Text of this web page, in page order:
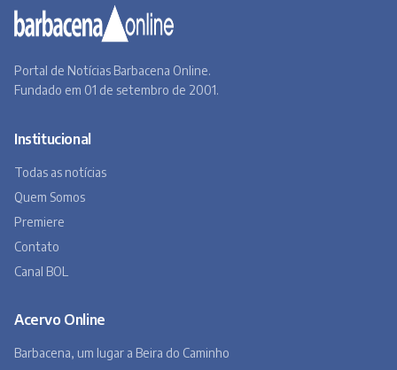
Portal de Notícias Barbacena Online.
Fundado em 01 de setembro de 2001.
Institucional
Todas as notícias
Quem Somos
Premiere
Contato
Canal BOL
Acervo Online
Barbacena, um lugar a Beira do Caminho